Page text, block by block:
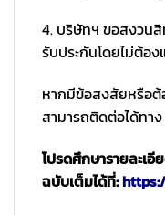
4. บริษัทฯ ขอสงวนสิ
รับประกันโดยไม่ต้อ
หากมีข้อสงสัยหรือ
สามารถติดต่อได้ทาง
โปรดศึกษารายละเอี
ฉบับเต็มได้ที่: